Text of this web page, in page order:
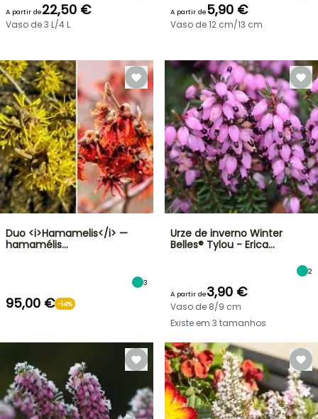
A partir de22,50 €
Vaso de 3 L/4 L
A partir de5,90 €
Vaso de 12 cm/13 cm
Duo <i>Hamamelis</i> —
hamamélis…
3
95,00 € -14%
Urze de inverno Winter
Belles® Tylou - Erica…
2
A partir de3,90 €
Vaso de 8/9 cm
Existe em 3 tamanhos